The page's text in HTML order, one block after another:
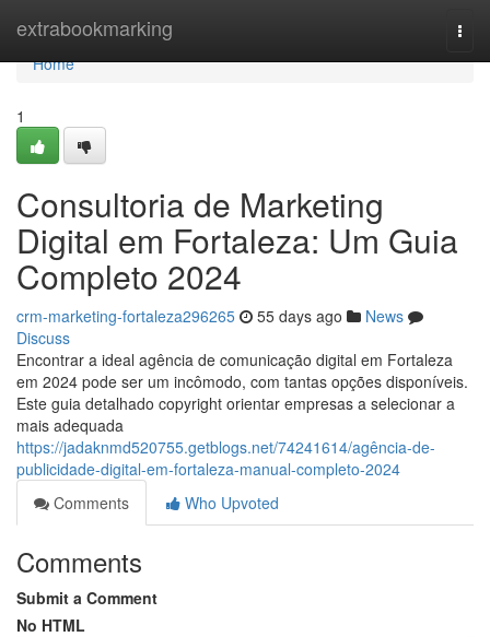
extrabookmarking
Home
Home
1
Consultoria de Marketing
Digital em Fortaleza: Um Guia
Completo 2024
crm-marketing-fortaleza296265 55 days ago
News
Discuss
Encontrar a ideal agência de comunicação digital em Fortaleza
em 2024 pode ser um incômodo, com tantas opções disponíveis.
Este guia detalhado copyright orientar empresas a selecionar a
mais adequada
https://jadaknmd520755.getblogs.net/74241614/agência-de-
publicidade-digital-em-fortaleza-manual-completo-2024
Comments
Who Upvoted
Comments
Submit a Comment
No HTML